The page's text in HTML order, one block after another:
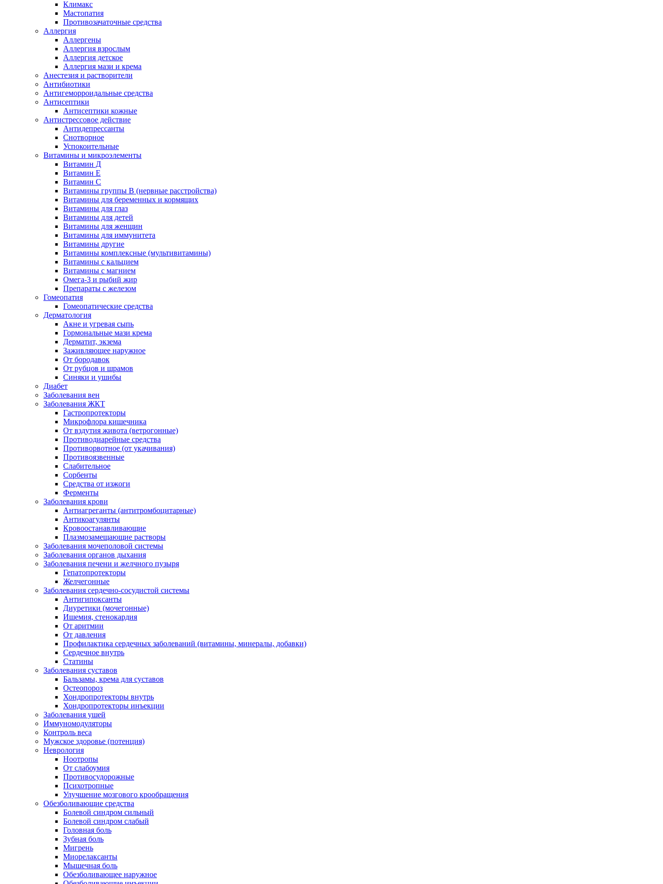
Климакс
Мастопатия
Противозачаточные средства
Аллергия
Аллергены
Аллергия взрослым
Аллергия детское
Аллергия мази и крема
Анестезия и растворители
Антибиотики
Антигеморроидальные средства
Антисептики
Антисептики кожные
Антистрессовое действие
Антидепрессанты
Снотворное
Успокоительные
Витамины и микроэлементы
Витамин Д
Витамин Е
Витамин С
Витамины группы В (нервные расстройства)
Витамины для беременных и кормящих
Витамины для глаз
Витамины для детей
Витамины для женщин
Витамины для иммунитета
Витамины другие
Витамины комплексные (мультивитамины)
Витамины с кальцием
Витамины с магнием
Омега-3 и рыбий жир
Препараты с железом
Гомеопатия
Гомеопатические средства
Дерматология
Акне и угревая сыпь
Гормональные мази крема
Дерматит, экзема
Заживляющее наружное
От бородавок
От рубцов и шрамов
Синяки и ушибы
Диабет
Заболевания вен
Заболевания ЖКТ
Гастропротекторы
Микрофлора кишечника
От вздутия живота (ветрогонные)
Противодиарейные средства
Противорвотное (от укачивания)
Противоязвенные
Слабительное
Сорбенты
Средства от изжоги
Ферменты
Заболевания крови
Антиагреганты (антитромбоцитарные)
Антикоагулянты
Кровоостанавливающие
Плазмозамещающие растворы
Заболевания мочеполовой системы
Заболевания органов дыхания
Заболевания печени и желчного пузыря
Гепатопротекторы
Желчегонные
Заболевания сердечно-сосудистой системы
Антигипоксанты
Диуретики (мочегонные)
Ишемия, стенокардия
От аритмии
От давления
Профилактика сердечных заболеваний (витамины, минералы, добавки)
Сердечное внутрь
Статины
Заболевания суставов
Бальзамы, крема для суставов
Остеопороз
Хондропротекторы внутрь
Хондропротекторы инъекции
Заболевания ушей
Иммуномодуляторы
Контроль веса
Мужское здоровье (потенция)
Неврология
Ноотропы
От слабоумия
Противосудорожные
Психотропные
Улучшение мозгового крообращения
Обезболивающие средства
Болевой синдром сильный
Болевой синдром слабый
Головная боль
Зубная боль
Мигрень
Миорелаксанты
Мышечная боль
Обезболивающее наружное